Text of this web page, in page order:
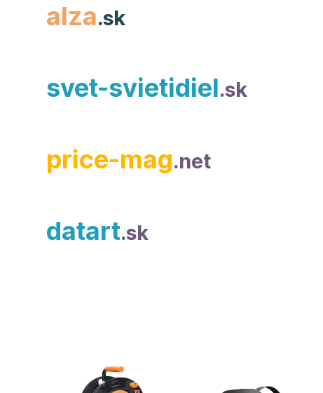
alza.sk
svet-svietidiel.sk
price-mag.net
datart.sk